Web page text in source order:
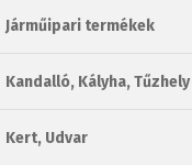
Járműipari termékek
Kandalló, Kályha, Tűzhely
Kert, Udvar